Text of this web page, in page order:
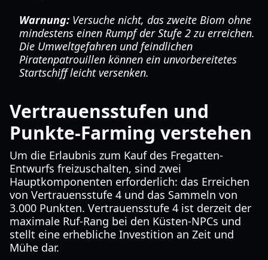
Warnung: Versuche nicht, das zweite Biom ohne
mindestens einen Rumpf der Stufe 2 zu erreichen.
Die Umweltgefahren und feindlichen
Piratenpatrouillen können ein unvorbereitetes
Startschiff leicht versenken.
Vertrauensstufen und
Punkte-Farming verstehen
Um die Erlaubnis zum Kauf des Fregatten-
Entwurfs freizuschalten, sind zwei
Hauptkomponenten erforderlich: das Erreichen
von Vertrauensstufe 4 und das Sammeln von
3.000 Punkten. Vertrauensstufe 4 ist derzeit der
maximale Ruf-Rang bei den Küsten-NPCs und
stellt eine erhebliche Investition an Zeit und
Mühe dar.